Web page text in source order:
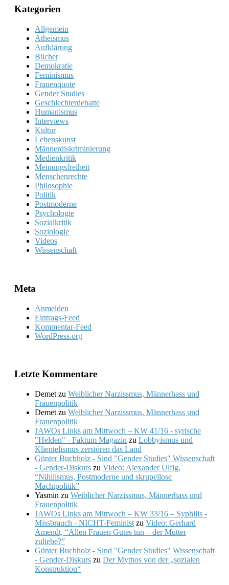
Kategorien
Allgemein
Atheismus
Aufklärung
Bücher
Demokratie
Feminismus
Frauenquote
Gender Studies
Geschlechterdebatte
Humanismus
Interviews
Kultur
Lebenskunst
Männerdiskriminierung
Medienkritik
Meinungsfreiheit
Menschenrechte
Philosophie
Politik
Postmoderne
Psychologie
Sozialkritik
Soziologie
Videos
Wissenschaft
Meta
Anmelden
Eintrags-Feed
Kommentar-Feed
WordPress.org
Letzte Kommentare
Demet zu Weiblicher Narzissmus, Männerhass und
Frauenpolitik
Demet zu Weiblicher Narzissmus, Männerhass und
Frauenpolitik
JAWOs Links am Mittwoch – KW 41/16 - syrische
"Helden" - Faktum Magazin zu Lobbyismus und
Klientelismus zerstören das Land
Günter Buchholz - Sind "Gender Studies" Wissenschaft
- Gender-Diskurs zu Video: Alexander Ulfig,
“Nihilismus, Postmoderne und skrupellose
Machtpolitik”
Yasmin zu Weiblicher Narzissmus, Männerhass und
Frauenpolitik
JAWOs Links am Mittwoch – KW 33/16 – Syphilis -
Missbrauch - NICHT-Feminist zu Video: Gerhard
Amendt, “Allen Frauen Gutes tun – der Mutter
zuliebe?”
Günter Buchholz - Sind "Gender Studies" Wissenschaft
- Gender-Diskurs zu Der Mythos von der „sozialen
Konstruktion“